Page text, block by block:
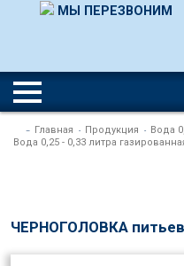
МЫ ПЕРЕЗВОНИМ
– Главная - Продукция - Вода
Вода 0,25 - 0,33 литра
ЧЕРНОГОЛОВКА